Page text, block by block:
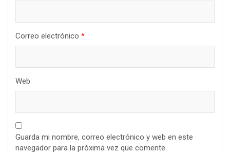
Correo electrónico *
Web
Guarda mi nombre, correo electrónico y web en este
navegador para la próxima vez que comente.